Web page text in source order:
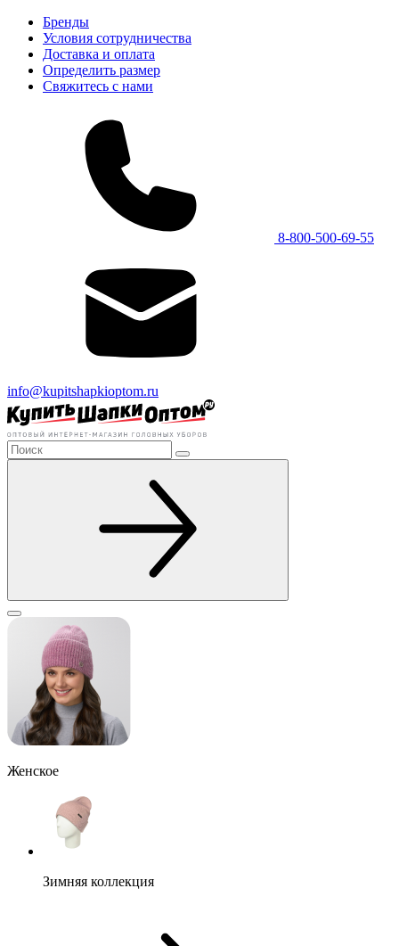
Бренды
Условия сотрудничества
Доставка и оплата
Определить размер
Свяжитесь с нами
8-800-500-69-55
info@kupitshapkioptom.ru
Женское
Зимняя коллекция